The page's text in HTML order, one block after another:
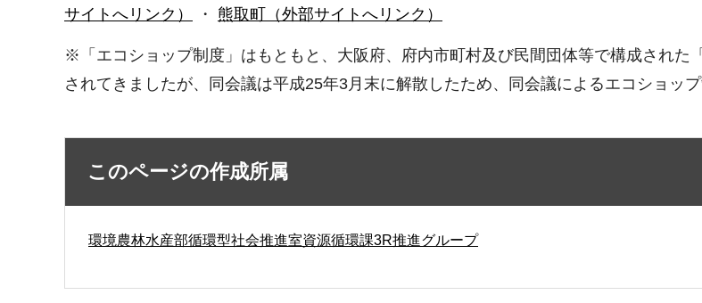
サイトへリンク）
・ 熊取町（外部サイトへリンク）
※「エコショップ制度」はもともと、大阪府、府内市町村及び民間団体等で構成された
されてきましたが、同会議は平成25年3月末に解散したため、同会議によるエコショッ
このページの作成所属
環境農林水産部循環型社会推進室資源循環課3R推進グループ